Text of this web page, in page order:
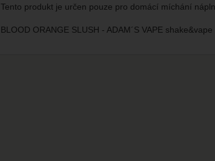
Tento produkt je určen pouze pro domácí míchání
BLOOD ORANGE SLUSH - ADAM´S VAPE shake&vape